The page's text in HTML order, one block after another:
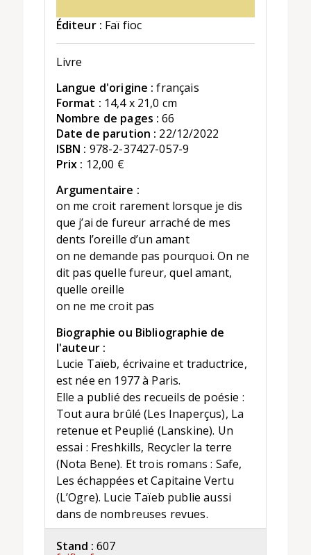
Éditeur : Faï fioc
Livre
Langue d'origine : français
Format : 14,4 x 21,0 cm
Nombre de pages : 66
Date de parution : 22/12/2022
ISBN : 978-2-37427-057-9
Prix : 12,00 €
Argumentaire :
on me croit rarement lorsque je dis
que j’ai de fureur arraché de mes
dents l’oreille d’un amant
on ne demande pas pourquoi. On ne
dit pas quelle fureur, quel amant,
quelle oreille
on ne me croit pas
Biographie ou Bibliographie de
l'auteur :
Lucie Taïeb, écrivaine et traductrice,
est née en 1977 à Paris.
Elle a publié des recueils de poésie :
Tout aura brûlé (Les Inaperçus), La
retenue et Peuplié (Lanskine). Un
essai : Freshkills, Recycler la terre
(Nota Bene). Et trois romans : Safe,
Les échappées et Capitaine Vertu
(L’Ogre). Lucie Taïeb publie aussi
dans de nombreuses revues.
Stand : 607